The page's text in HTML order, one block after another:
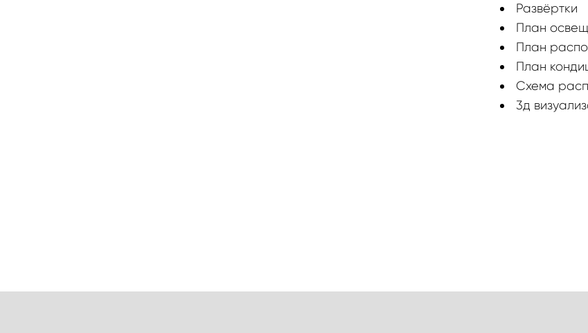
Развёртки
План
План
План
Схема
3д